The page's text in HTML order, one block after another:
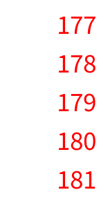
177
178
179
180
181